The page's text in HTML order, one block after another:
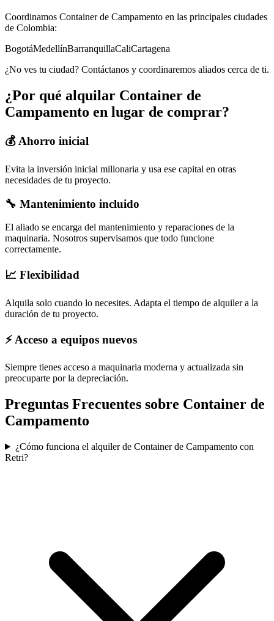
Coordinamos Container de Campamento en las principales ciudades
de Colombia:
BogotáMedellínBarranquillaCaliCartagena
¿No ves tu ciudad? Contáctanos y coordinaremos aliados cerca de ti.
¿Por qué alquilar Container de
Campamento en lugar de comprar?
💰 Ahorro inicial
Evita la inversión inicial millonaria y usa ese capital en otras
necesidades de tu proyecto.
🔧 Mantenimiento incluido
El aliado se encarga del mantenimiento y reparaciones de la
maquinaria. Nosotros supervisamos que todo funcione
correctamente.
📈 Flexibilidad
Alquila solo cuando lo necesites. Adapta el tiempo de alquiler a la
duración de tu proyecto.
⚡ Acceso a equipos nuevos
Siempre tienes acceso a maquinaria moderna y actualizada sin
preocuparte por la depreciación.
Preguntas Frecuentes sobre Container de
Campamento
¿Cómo funciona el alquiler de Container de Campamento con
Retri?